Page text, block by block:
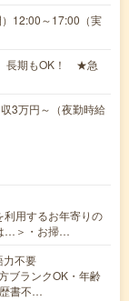
12:00～17:00（実
長期もOK！ ★急
3万円～（夜勤時給
利用するお年寄りの
…＞・お掃…
力不要
ブランクOK・年齢
書不…